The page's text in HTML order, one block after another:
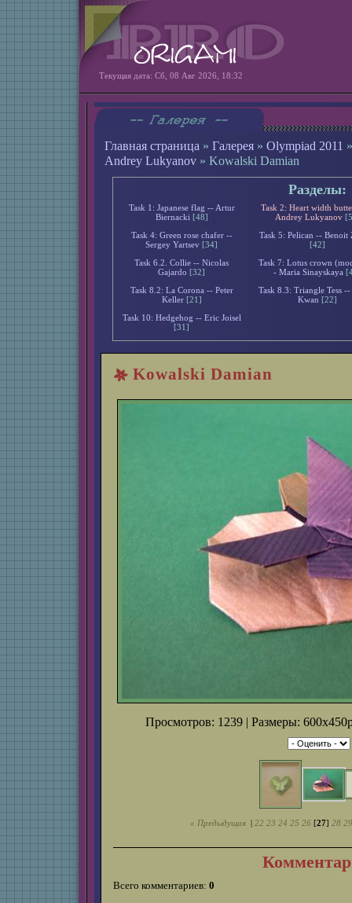
Текущая дата: Сб, 08 Авг 2026, 18:32
Главная страница » Галерея » Olympiad 2011
Andrey Lukyanov » Kowalski Damian
Разделы:
Task 1: Japanese flag -- Artur
Biernacki [48]
Task 2: Heart width
Andrey Lukyanov
Task 4: Green rose chafer --
Sergey Yartsev [34]
Task 5: Pelican -- Benoit
[42]
Task 6.2. Collie -- Nicolas
Gajardo [32]
Task 7: Lotus crown
- Maria Sinayskaya
Task 8.2: La Corona -- Peter
Keller [21]
Task 8.3: Triangle Tess
Kwan [22]
Task 10: Hedgehog -- Eric Joisel
[31]
Kowalski Damian
Просмотров: 1239 | Размеры:
« Предыдущая 22 23 24 25 26 [27] 28 29
Всего комментариев: 0